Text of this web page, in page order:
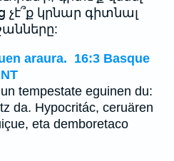
չէ՞ք կրնար գիտնալ
araura. 16:3 Basque
tempestate eguinen du:
da. Hypocritác, ceruären
eta demboretaco